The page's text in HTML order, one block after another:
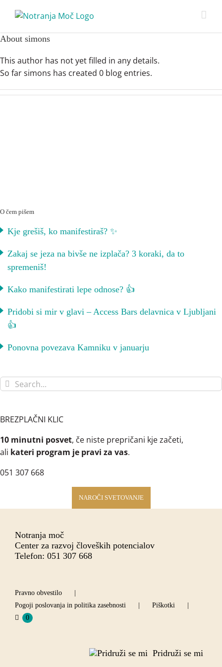
About simons
This author has not yet filled in any details.
So far simons has created 0 blog entries.
O čem pišem
Kje grešiš, ko manifestiraš? ✨
Zakaj se jeza na bivše ne izplača? 3 koraki, da to
spremeniš!
Kako manifestirati lepe odnose? 👍
Pridobi si mir v glavi – Access Bars delavnica v Ljubljani
👍
Ponovna povezava Kamniku v januarju
Search
for:
BREZPLAČNI KLIC
10 minutni posvet, če niste prepričani kje začeti,
ali kateri program je pravi za vas.
051 307 668
NAROČI SVETOVANJE
Notranja moč
Center za razvoj človeških potencialov
Telefon: 051 307 668
Pravno obvestilo
Pogoji poslovanja in politika zasebnosti
Piškotki
0
Pridruži se mi